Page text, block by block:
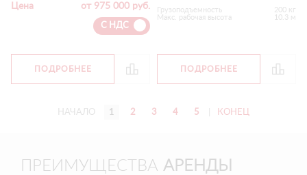
Цена от 975 000 руб.
С НДС
ПОДРОБНЕЕ
Грузоподъемность
200 кг
Макс. рабочая высота
10.3 м
ПОДРОБНЕЕ
НАЧАЛО 1 2 3 4 5 КОНЕЦ
ПРЕИМУЩЕСТВА АРЕНДЫ